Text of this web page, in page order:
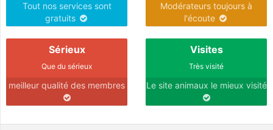
Tout nos services sont
gratuits
Modérateurs toujours à
l'écoute
Sérieux
Que du sérieux
meilleur qualité des membres
Visites
Très visité
Le site animaux le mieux visité